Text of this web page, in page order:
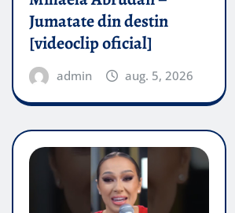
Jumatate din destin
[videoclip oficial]
admin aug. 5, 2026